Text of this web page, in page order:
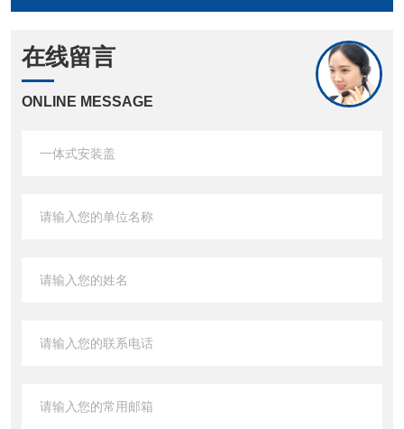
在线留言
ONLINE MESSAGE